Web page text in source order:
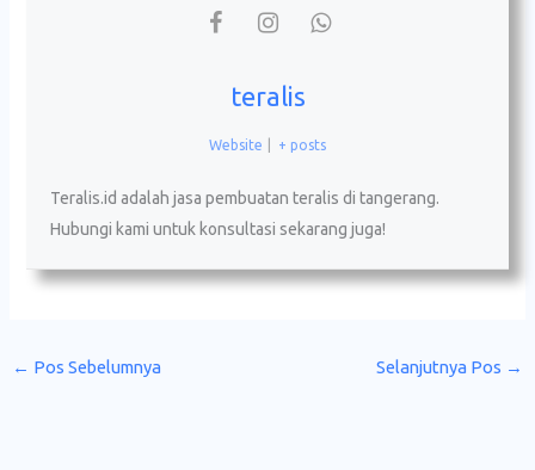
teralis
Website + posts
Teralis.id adalah jasa pembuatan teralis di tangerang.
Hubungi kami untuk konsultasi sekarang juga!
← Pos Sebelumnya Selanjutnya Pos →